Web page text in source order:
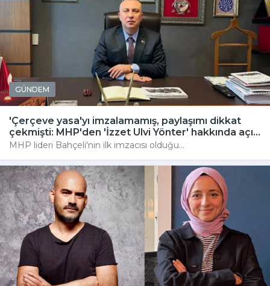
GÜNDEM
'Çerçeve yasa'yı imzalamamış, paylaşımı dikkat
çekmişti: MHP'den 'İzzet Ulvi Yönter' hakkında açı...
MHP lideri Bahçeli'nin ilk imzacısı olduğu...